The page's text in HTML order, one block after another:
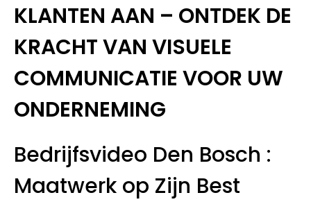
KLANTEN AAN – ONTDEK DE
KRACHT VAN VISUELE
COMMUNICATIE VOOR UW
ONDERNEMING
Bedrijfsvideo Den Bosch :
Maatwerk op Zijn Best